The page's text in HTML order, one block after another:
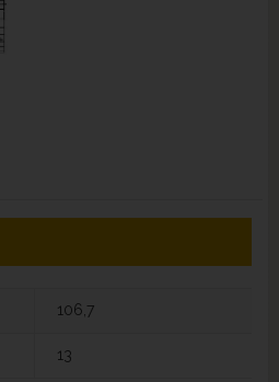
106,7
13